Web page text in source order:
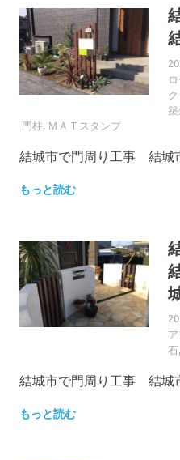
門柱, ＭＡＴスタンプ
結城市で門周り工事 結城
もっと読む
石,
結城市で門周り工事 結
もっと読む